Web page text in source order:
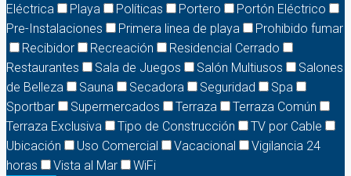
Eléctrica
Playa Políticas Portero
Portón Eléctrico
Pre-Instalaciones
Primera linea de playa
Prohibido fumar
Recibidor
Recreación
Residencial Cerrado
Restaurantes
Sala de Juegos Salón Multiusos
Salones
de Belleza
Sauna Secadora Seguridad
Spa
Sportbar
Supermercados Terraza
Terraza Común
Terraza Exclusiva
Tipo de Construcción
TV por Cable
Ubicación
Uso Comercial Vacacional
Vigilancia 24
horas
Vista al Mar
WiFi